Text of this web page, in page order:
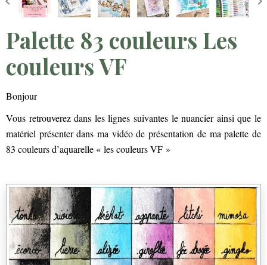
Palette 83 couleurs Les
couleurs VF
Bonjour
Vous retrouverez dans les lignes suivantes le nuancier ainsi que le
matériel présenter dans ma vidéo de présentation de ma palette de
83 couleurs d’aquarelle « les couleurs VF »